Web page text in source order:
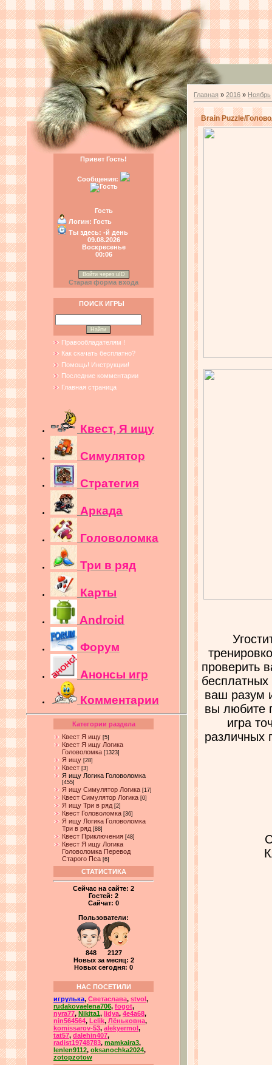
Привет Гость!
Сообщения:
Гость
Логин: Гость
Ты здесь: -й день
09.08.2026
Воскресенье
00:06
Войти через uID
Старая форма входа
ПОИСК ИГРЫ
Правообладателям !
Как скачать бесплатно?
Помощь! Инструкции!
Последние комментарии
Главная страница
Квест, Я ищу
Симулятор
Стратегия
Аркада
Головоломка
Три в ряд
Карты
Android
Форум
Анонсы игр
Комментарии
Категории раздела
Квест Я ищу [5]
Квест Я ищу Логика
Головоломка [1323]
Я ищу [28]
Квест [3]
Я ищу Логика Головоломка
[455]
Я ищу Симулятор Логика [17]
Квест Симулятор Логика [0]
Я ищу Три в ряд [2]
Квест Головоломка [36]
Я ищу Логика Головоломка
Три в ряд [88]
Квест Приключения [48]
Квест Я ищу Логика
Головоломка Перевод
Старого Пса [6]
СТАТИСТИКА
Сейчас на сайте: 2
Гостей: 2
Сайчат: 0
Пользователи:
848 2127
Новых за месяц: 2
Новых сегодня: 0
НАС ПОСЕТИЛИ
игрулька, Светаслава, stvol ,
rudakovaelena706, fogot,
nyra77, Nikita1, lidya, 4e4a68,
nin564564, Lelik, Лёньковна,
komissarov-53, alekyermol ,
tat57, dalehin407,
radist19748783, mamkaira3,
lenlen9112, oksanochka2024,
zotopzotow
Главная » 2016 » Ноябрь
Brain Puzzle/
проверить
ваш разум
вы любите
игра
различных